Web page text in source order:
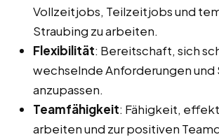
Vollzeitjobs, Teilzeitjobs und
Straubing zu arbeiten.
Flexibilität: Bereitschaft, sich
wechselnde Anforderungen und
anzupassen.
Teamfähigkeit: Fähigkeit,
arbeiten und zur positiven